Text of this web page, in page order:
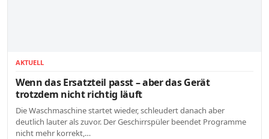
AKTUELL
Wenn das Ersatzteil passt – aber das Gerät
trotzdem nicht richtig läuft
Die Waschmaschine startet wieder, schleudert danach aber
deutlich lauter als zuvor. Der Geschirrspüler beendet Programme
nicht mehr korrekt,…